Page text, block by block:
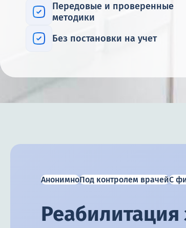
Передовые и проверенные
методики
Без постановки на учет
АнонимноПод контролем врачейС
Реабилитация